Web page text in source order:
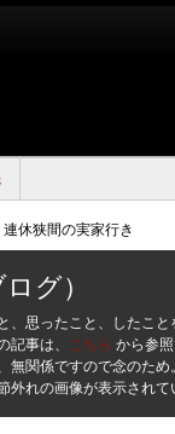
連休狭間の実家行き
グ）
、思ったこと、したこ
事は、 こちら から参
無関係ですので念のた
外れの画像が表示され